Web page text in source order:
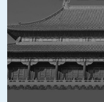
disent pas la même
âge mais pro-Ukrainien…).
_ Aucun n’a parlé des
(pourtant de gauche dont
matin midi et soir!)
_ Et encore moins pour
volonté occidentale de